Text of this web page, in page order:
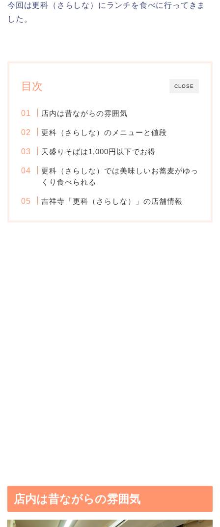
今回は更科（さらしな）にランチを食べに行ってきま
した。
CLOSE
目次
店内は昔ながらの雰囲気
更科（さらしな）のメニューと値段
天盛りそばは1,000円以下でお得
更科（さらしな）では美味しいお蕎麦がゆっ
くり食べられる
吉祥寺「更科（さらしな）」の店舗情報
店内は昔ながらの雰囲気